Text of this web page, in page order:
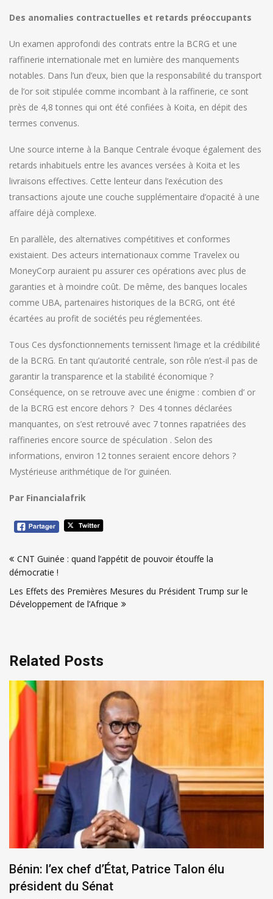
Des anomalies contractuelles et retards préoccupants
Un examen approfondi des contrats entre la BCRG et une
raffinerie internationale met en lumière des manquements
notables. Dans l’un d’eux, bien que la responsabilité du transport
de l’or soit stipulée comme incombant à la raffinerie, ce sont
près de 4,8 tonnes qui ont été confiées à Koita, en dépit des
termes convenus.
Une source interne à la Banque Centrale évoque également des
retards inhabituels entre les avances versées à Koita et les
livraisons effectives. Cette lenteur dans l’exécution des
transactions ajoute une couche supplémentaire d’opacité à une
affaire déjà complexe.
En parallèle, des alternatives compétitives et conformes
existaient. Des acteurs internationaux comme Travelex ou
MoneyCorp auraient pu assurer ces opérations avec plus de
garanties et à moindre coût. De même, des banques locales
comme UBA, partenaires historiques de la BCRG, ont été
écartées au profit de sociétés peu réglementées.
Tous Ces dysfonctionnements ternissent l’image et la crédibilité
de la BCRG. En tant qu’autorité centrale, son rôle n’est-il pas de
garantir la transparence et la stabilité économique ?
Conséquence, on se retrouve avec une énigme : combien d’ or
de la BCRG est encore dehors ? Des 4 tonnes déclarées
manquantes, on s’est retrouvé avec 7 tonnes rapatriées des
raffineries encore source de spéculation . Selon des
informations, environ 12 tonnes seraient encore dehors ?
Mystérieuse arithmétique de l’or guinéen.
Par Financialafrik
de
l’article
CNT Guinée : quand l’appétit de pouvoir étouffe la
démocratie !
Les Effets des Premières Mesures du Président Trump sur le
Développement de l’Afrique
Related Posts
Bénin: l’ex chef d’État, Patrice Talon élu
président du Sénat